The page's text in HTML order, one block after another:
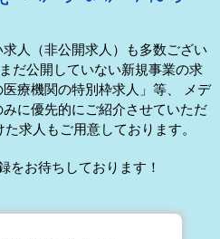
人（非公開求人）も多数ござい
だ公開していない新規事業の求
療機関の特別枠求人」等、
メデ
に優先的にご紹介させていただ
求人もご用意しております。
をお待ちしております！